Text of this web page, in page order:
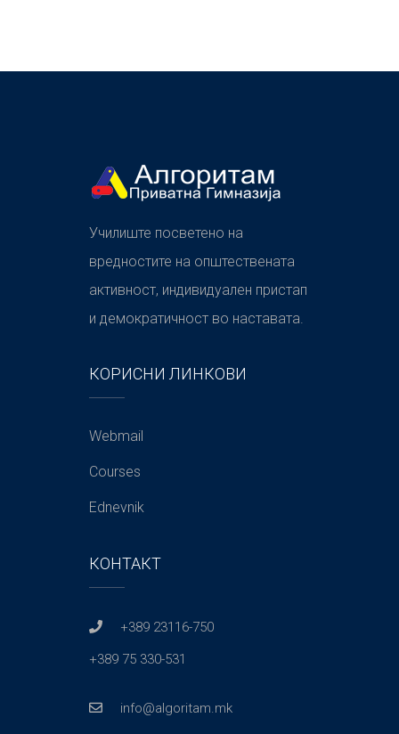
Училиште посветено на
вредностите на општествената
активност, индивидуален пристап
и демократичност во наставата.
КОРИСНИ ЛИНКОВИ
Webmail
Courses
Ednevnik
КОНТАКТ
+389 23116-750
+389 75 330-531
info@algoritam.mk